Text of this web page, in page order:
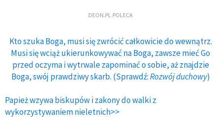
DEON.PL POLECA
Kto szuka Boga, musi się zwrócić całkowicie do wewnątrz.
Musi się wciąż ukierunkowywać na Boga, zawsze mieć Go
przed oczyma i wytrwale zapominać o sobie, aż znajdzie
Boga, swój prawdziwy skarb. (Sprawdź:Rozwój duchowy)
Papież wzywa biskupów i zakony do walki z
wykorzystywaniem nieletnich>>